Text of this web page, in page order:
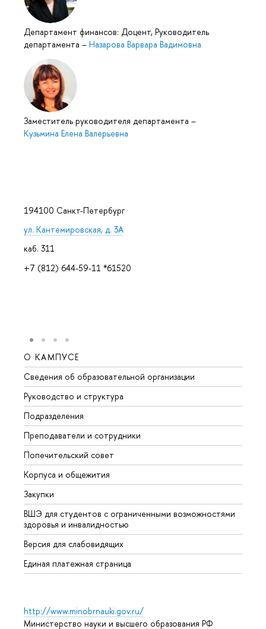
Департамент финансов: Доцент, Руководитель
департамента – Назарова Варвара Вадимовна
Заместитель руководителя департамента –
Кузьмина Елена Валерьевна
194100 Санкт-Петербург
ул. Кантемировская, д. 3А
каб. 311
+7 (812) 644-59-11 *61520
О КАМПУСЕ
Сведения об образовательной организации
Руководство и структура
Подразделения
Преподаватели и сотрудники
Попечительский совет
Корпуса и общежития
Закупки
ВШЭ для студентов с ограниченными возможностями
здоровья и инвалидностью
Версия для слабовидящих
Единая платежная страница
http://www.minobrnauki.gov.ru/
Министерство науки и высшего образования РФ